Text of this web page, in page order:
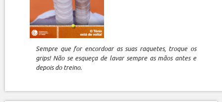
Sempre que for encordoar as suas raquetes, troque os
grips! Não se esqueça de lavar sempre as mãos antes e
depois do treino.